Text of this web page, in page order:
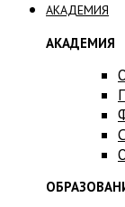
АКАДЕМИЯ
АКАДЕМИЯ